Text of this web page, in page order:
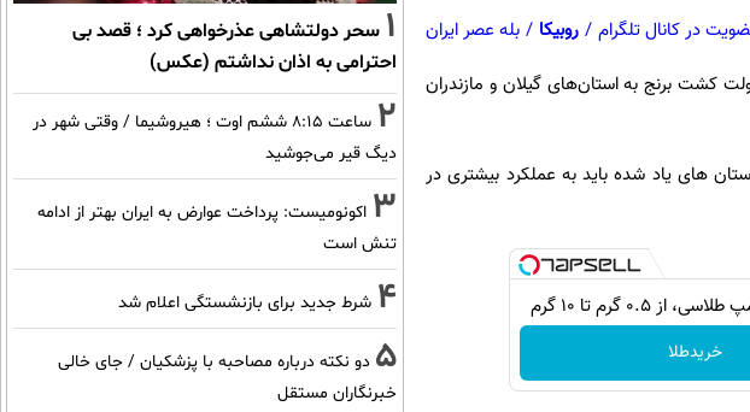
در کانال تلگرام / روبیکا / بله عصر ایران
کشت برنج به استان‌های گیلان و مازندران
های یاد شده باید به عملکرد بیشتری در
۰.۵ گرم تا ۱۰ گرم
خریدطلا
1 سحر دولتشاهی عذرخواهی کرد ؛ قصد بی
احترامی به اذان نداشتم (عکس)
2
ساعت ۸:۱۵ ششم اوت ؛ هیروشیما / وقتی شهر در
دیگ قیر می‌جوشید
3 اکونومیست: پرداخت عوارض به ایران بهتر از ادامه
تنش است
4 شرط جدید برای بازنشستگی اعلام شد
5 دو نکته درباره مصاحبه با پزشکیان / جای خالی
خبرنگاران مستقل